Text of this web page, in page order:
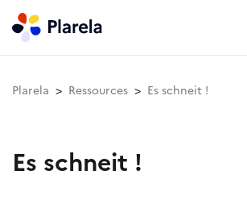
Plarela Ressources Es schneit !
Es schneit !